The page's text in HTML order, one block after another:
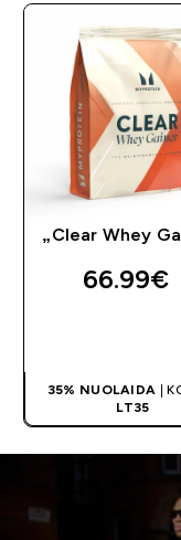
„Clear Whey
66.99€‎
35% NUOLAIDA |
LT35